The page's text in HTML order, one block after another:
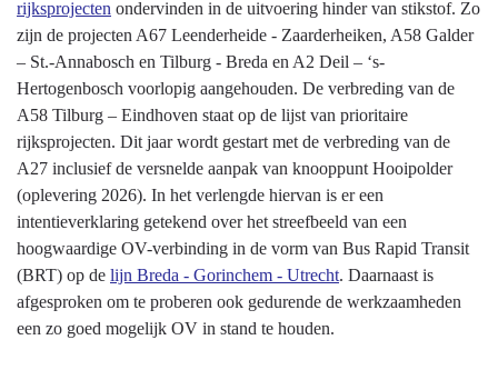
rijksprojecten ondervinden in de uitvoering hinder van stikstof. Zo
zijn de projecten A67 Leenderheide - Zaarderheiken, A58 Galder
– St.-Annabosch en Tilburg - Breda en A2 Deil – ‘s-
Hertogenbosch voorlopig aangehouden. De verbreding van de
A58 Tilburg – Eindhoven staat op de lijst van prioritaire
rijksprojecten. Dit jaar wordt gestart met de verbreding van de
A27 inclusief de versnelde aanpak van knooppunt Hooipolder
(oplevering 2026). In het verlengde hiervan is er een
intentieverklaring getekend over het streefbeeld van een
hoogwaardige OV-verbinding in de vorm van Bus Rapid Transit
(BRT) op de lijn Breda - Gorinchem - Utrecht. Daarnaast is
afgesproken om te proberen ook gedurende de werkzaamheden
een zo goed mogelijk OV in stand te houden.